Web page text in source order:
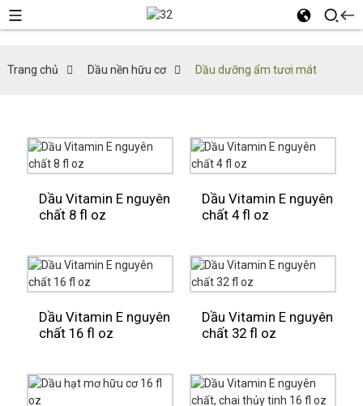
Trang chủ Dầu nền hữu cơ Dầu dưỡng ẩm tươi mát
Dầu Vitamin E nguyên
chất 8 fl oz
Dầu Vitamin E nguyên
chất 4 fl oz
Dầu Vitamin E nguyên
chất 16 fl oz
Dầu Vitamin E nguyên
chất 32 fl oz